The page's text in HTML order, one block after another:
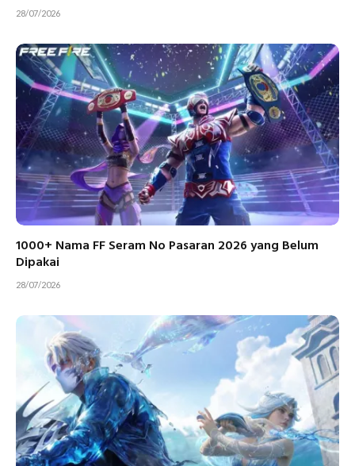
28/07/2026
1000+ Nama FF Seram No Pasaran 2026 yang Belum
Dipakai
28/07/2026